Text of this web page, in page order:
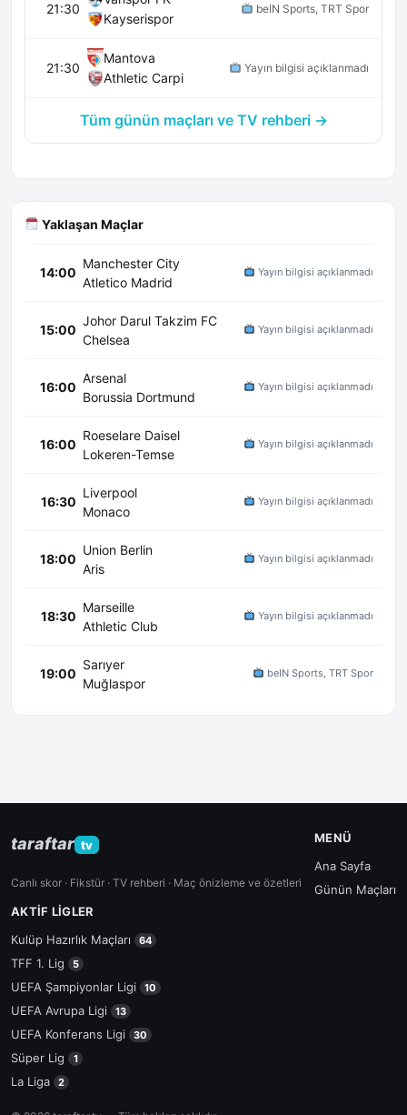
21:30
Kayserispor
beIN Sports, TRT Spor
21:30
Mantova
Athletic Carpi
Yayın bilgisi açıklanmadı
Tüm günün maçları ve TV rehberi →
Yaklaşan Maçlar
14:00
Manchester City
Atletico Madrid
Yayın bilgisi açıklanmadı
15:00
Johor Darul Takzim FC
Chelsea
Yayın bilgisi açıklanmadı
16:00
Arsenal
Borussia Dortmund
Yayın bilgisi açıklanmadı
16:00
Roeselare Daisel
Lokeren-Temse
Yayın bilgisi açıklanmadı
16:30
Liverpool
Monaco
Yayın bilgisi açıklanmadı
18:00
Union Berlin
Aris
Yayın bilgisi açıklanmadı
18:30
Marseille
Athletic Club
Yayın bilgisi açıklanmadı
19:00
Sarıyer
Muğlaspor
beIN Sports, TRT Spor
taraftar tv
Canlı skor · Fikstür · TV rehberi · Maç önizleme ve özetleri
MENÜ
Ana Sayfa
Günün Maçları
AKTIF LIGLER
Kulüp Hazırlık Maçları
64
TFF 1. Lig 5
UEFA Şampiyonlar Ligi 10
UEFA Avrupa Ligi 13
UEFA Konferans Ligi 30
Süper Lig 1
La Liga 2